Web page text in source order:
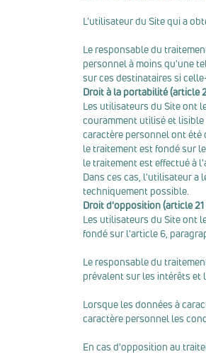
L'utilisateur du Site qui a
Le responsable du
personnel à moins qu'une
sur ces destinataires si
Droit à la portabilité (article
Les utilisateurs du Site ont
couramment utilisé et
caractère personnel ont été
le traitement est fondé sur
le traitement est effectué à
Dans ces cas, l'utilisateur a
techniquement possible.
Droit d'opposition (article 21
Les utilisateurs du Site ont
fondé sur l'article 6,
Le responsable du
prévalent sur les intérêts et
Lorsque les données à
caractère personnel les
En cas d'opposition au